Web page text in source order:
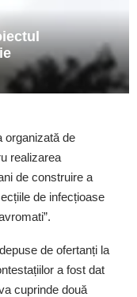
organizată de
realizarea
de construire a
de infecțioase
de ofertanți la
a fost dat
cuprinde două